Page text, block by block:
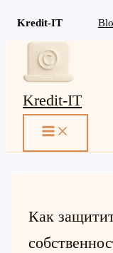
Kredit-IT
Перейти
содержимому
Kredit-IT
MAIN
Как